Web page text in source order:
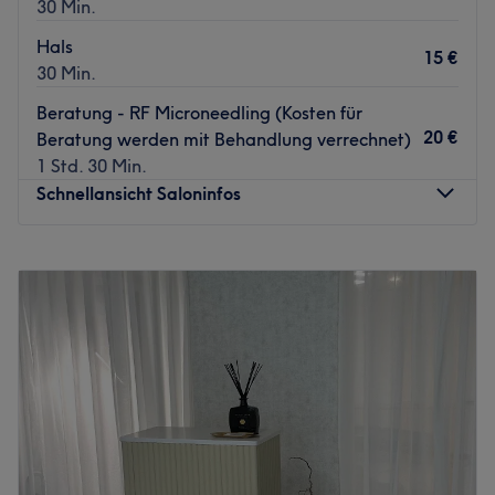
30 Min.
Hals
30 Min.
15 €
Beratung - RF Microneedling (Kosten für
Beratung werden mit Behandlung verrechnet)
1 Std. 30 Min.
20 €
Schnellansicht Saloninfos
09:00
19:00
Donnerstag
Freitag
Samstag
Sonntag
Das Kosmetikstudio La Rose Beauty Lounge in Essen ist